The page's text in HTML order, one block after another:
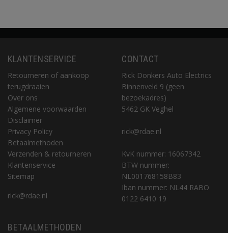
KLANTENSERVICE
Retourneren of aankoop
terugdraaien
Over ons
Algemene voorwaarden
Disclaimer
Privacy Policy
Betaalmethoden
Verzenden & retourneren
Klantenservice
Sitemap
rick@rdae.nl
CONTACT
Rick Donkers Auto Electrics
Binnenveld 9 (geen
bezoekadres)
5462 GK Veghel
rick@rdae.nl
KvK nummer: 16067342
BTW nummer:
NL001768158B83
Iban nummer: NL44 RABO
0122 6410 19
BETAALMETHODEN